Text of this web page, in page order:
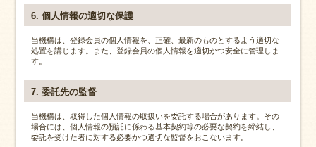
6. 個人情報の適切な保護
当機構は、登録会員の個人情報を、正確、最新のものとするよう適切な
処置を講じます。また、登録会員の個人情報を適切かつ安全に管理しま
す。
7. 委託先の監督
当機構は、取得した個人情報の取扱いを委託する場合があります。その
場合には、個人情報の預託に係わる基本契約等の必要な契約を締結し、
委託を受けた者に対する必要かつ適切な監督をおこないます。